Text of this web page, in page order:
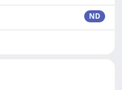
ND